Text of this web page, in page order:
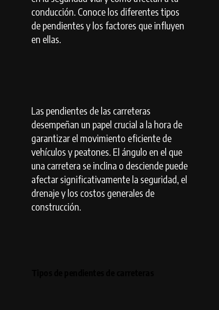
conducción. Conoce los diferentes tipos
de pendientes y los factores que influyen
en ellas.
Las pendientes de las carreteras
desempeñan un papel crucial a la hora de
garantizar el movimiento eficiente de
vehículos y peatones. El ángulo en el que
una carretera se inclina o desciende puede
afectar significativamente la seguridad, el
drenaje y los costos generales de
construcción.